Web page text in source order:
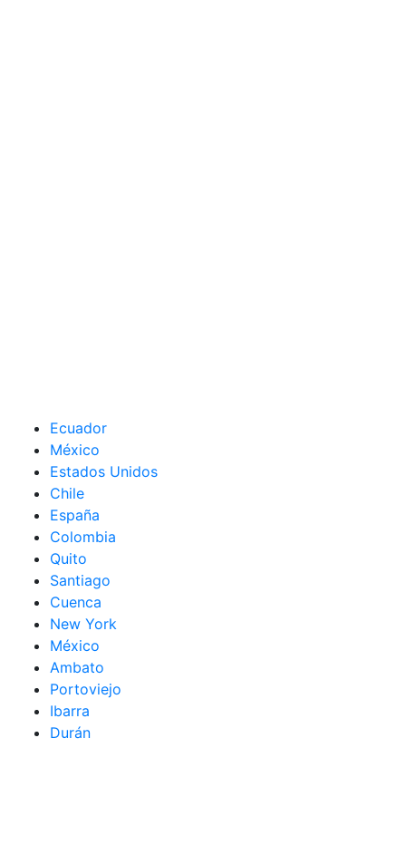
Ecuador
México
Estados Unidos
Chile
España
Colombia
Quito
Santiago
Cuenca
New York
México
Ambato
Portoviejo
Ibarra
Durán